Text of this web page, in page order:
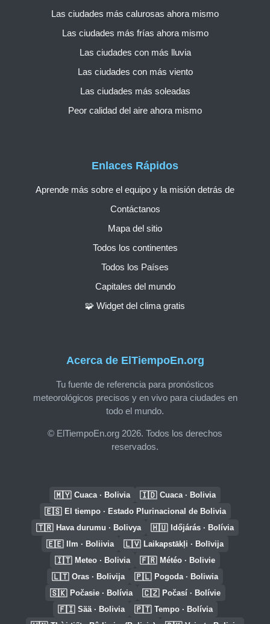
Acerca de ElTiempoEn.org
Tu fuente de referencia para pronósticos
meteorológicos precisos y en vivo para ciudades en
todo el mundo.
© ElTiempoEn.org 2026. Todos los derechos
reservados.
Enlaces Rápidos
Aprende más sobre el equipo y la misión detrás de
Contáctanos
Mapa del sitio
Todos los continentes
Todos los Países
Capitales del mundo
🧩 Widget del clima gratis
Las ciudades más calurosas ahora mismo
Las ciudades más frías ahora mismo
Las ciudades con más lluvia
Las ciudades con más viento
Las ciudades más soleadas
Peor calidad del aire ahora mismo
🇲🇾 Cuaca · Bolivia 🇮🇩 Cuaca · Bolivia
🇪🇸 El tiempo · Estado Plurinacional de Bolivia
🇹🇷 Hava durumu · Bolivya 🇭🇺 Időjárás · Bolívia
🇪🇪 Ilm · Boliivia 🇱🇻 Laikapstākļi · Bolīvija
🇮🇹 Meteo · Bolivia 🇫🇷 Météo · Bolivie
🇱🇹 Oras · Bolivija 🇵🇱 Pogoda · Boliwia
🇸🇰 Počasie · Bolívia 🇨🇿 Počasí · Bolívie
🇫🇮 Sää · Bolivia 🇵🇹 Tempo · Bolívia